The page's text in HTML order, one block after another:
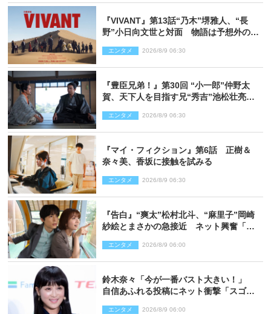
『VIVANT』第13話“乃木”堺雅人、“長
野”小日向文世と対面 物語は予想外の展
エンタメ 2026/8/9 06:30
『豊臣兄弟！』第30回 “小一郎”仲野太
賀、天下人を目指す兄“秀吉”池松壮亮
エンタメ 2026/8/9 06:30
『マイ・フィクション』第6話 正樹＆
奈々美、香坂に接触を試みる
エンタメ 2026/8/9 06:30
『告白』“爽太”松村北斗、“麻里子”岡崎
紗絵とまさかの急接近 ネット興奮「そ
り）
エンタメ 2026/8/9 06:00
鈴木奈々「今が一番バスト大きい！」
自信あふれる投稿にネット衝撃「スゴ
エンタメ 2026/8/9 06:00